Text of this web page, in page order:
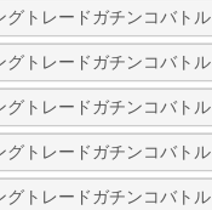
グトレードガチンコバトル
グトレードガチンコバトル
グトレードガチンコバトル
グトレードガチンコバトル
グトレードガチンコバトル